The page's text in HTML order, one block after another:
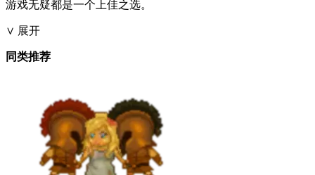
游戏无疑都是一个上佳之选。
∨ 展开
同类推荐